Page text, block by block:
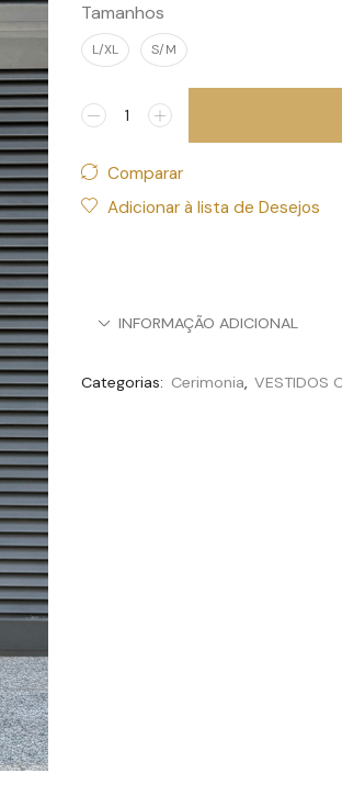
Tamanhos
L/XL S/M
Comparar
Adicionar à lista de Desejos
INFORMAÇÃO ADICIONAL
Categorias: Cerimonia, VESTIDOS